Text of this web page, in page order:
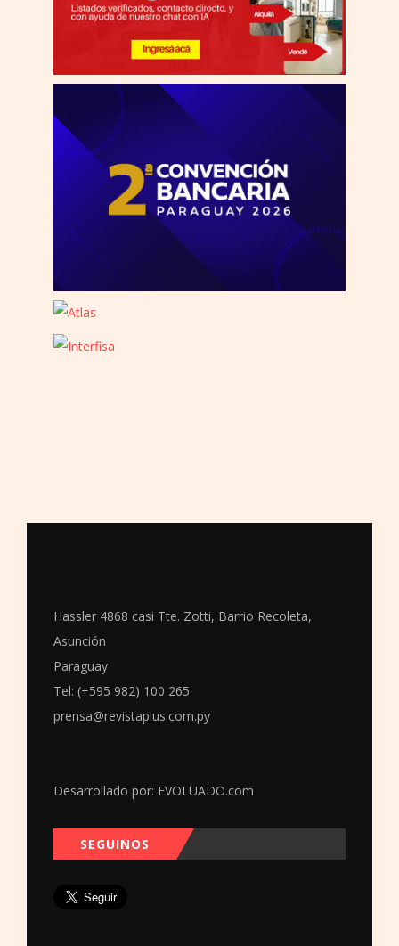
Hassler 4868 casi Tte. Zotti, Barrio Recoleta,
Asunción
Paraguay
Tel: (+595 982) 100 265
prensa@revistaplus.com.py
Desarrollado por: EVOLUADO.com
SEGUINOS